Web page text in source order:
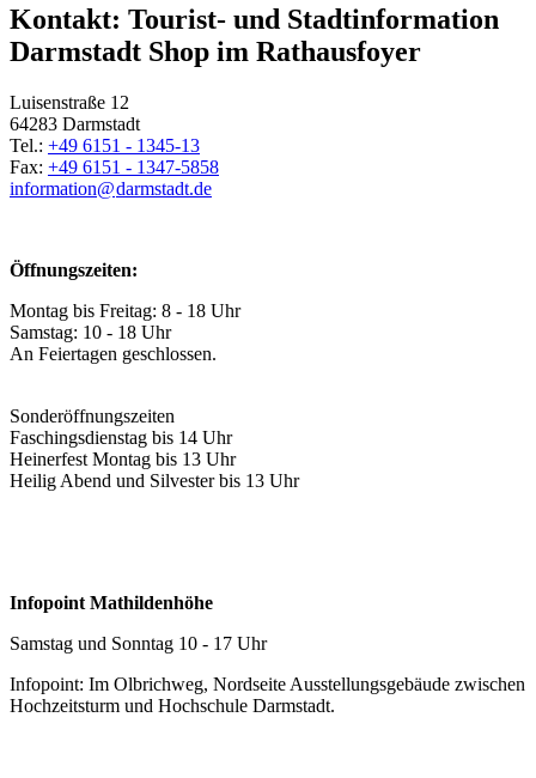
Kontakt: Tourist- und Stadtinformation
Darmstadt Shop im Rathausfoyer
Luisenstraße 12
64283 Darmstadt
Tel.: +49 6151 - 1345-13
Fax: +49 6151 - 1347-5858
information@darmstadt.de
Öffnungszeiten:
Montag bis Freitag: 8 - 18 Uhr
Samstag: 10 - 18 Uhr
An Feiertagen geschlossen.
Sonderöffnungszeiten
Faschingsdienstag bis 14 Uhr
Heinerfest Montag bis 13 Uhr
Heilig Abend und Silvester bis 13 Uhr
Infopoint Mathildenhöhe
Samstag und Sonntag 10 - 17 Uhr
Infopoint: Im Olbrichweg, Nordseite Ausstellungsgebäude zwischen
Hochzeitsturm und Hochschule Darmstadt.